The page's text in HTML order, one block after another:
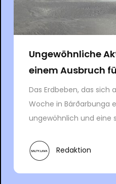
Ungewöhnliche
einem Ausbruch
Das Erdbeben, das sich
Woche in Bárðarbunga
ungewöhnlich und eine
Redaktion